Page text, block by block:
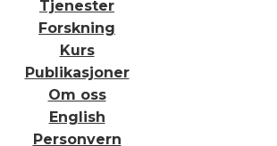
Tjenester
Forskning
Kurs
Publikasjoner
Om oss
English
Personvern